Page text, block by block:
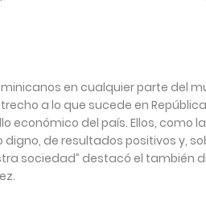
en cualquier parte del
a lo que sucede en
económico del país. Ellos, como
digno, de resultados positivos y,
sociedad” destacó el también